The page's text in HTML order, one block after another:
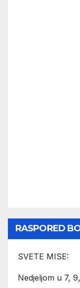
RASPORED
SVETE MISE:
Nedjeljom u 7,